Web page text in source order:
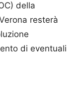
della
resterà
di eventuali